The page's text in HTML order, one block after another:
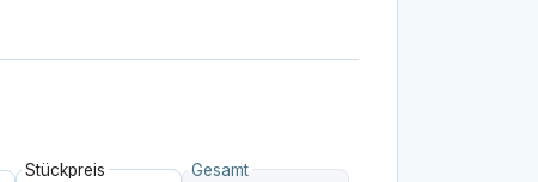
Stückpreis Gesamt